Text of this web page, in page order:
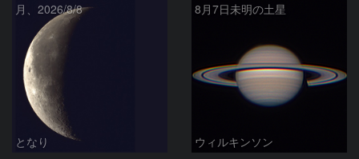
月、2026/8/8
となり
8月7日未明の土星
ウィルキンソン